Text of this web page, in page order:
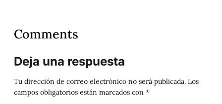
Comments
Deja una respuesta
Tu dirección de correo electrónico no será publicada. Los
campos obligatorios están marcados con *